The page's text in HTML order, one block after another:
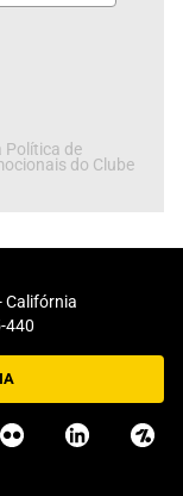
Política de
do Clube
Califórnia
440